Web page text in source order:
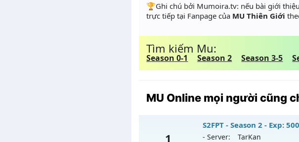
️🏆Ghi chú bởi Mumoira.tv: nếu bài giới
trực tiếp tại Fanpage của MU Thiên Giới
Tìm kiếm Mu:
Season 0-1 Season 2 Season 3-5
MU Online mọi người cũng
1
S2FPT - Season 2 - Exp:
- Server: TarKan